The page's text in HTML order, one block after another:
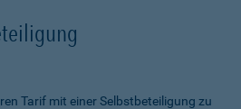
Tarif mit einer Selbstbeteiligung zu